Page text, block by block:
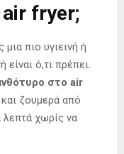
air fryer;
πιο υγιεινή ή
ό,τι πρέπει.
στο air
ζουμερά από
λεπτά χωρίς να